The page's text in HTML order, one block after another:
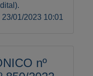
23/01/2023 10:01
nº